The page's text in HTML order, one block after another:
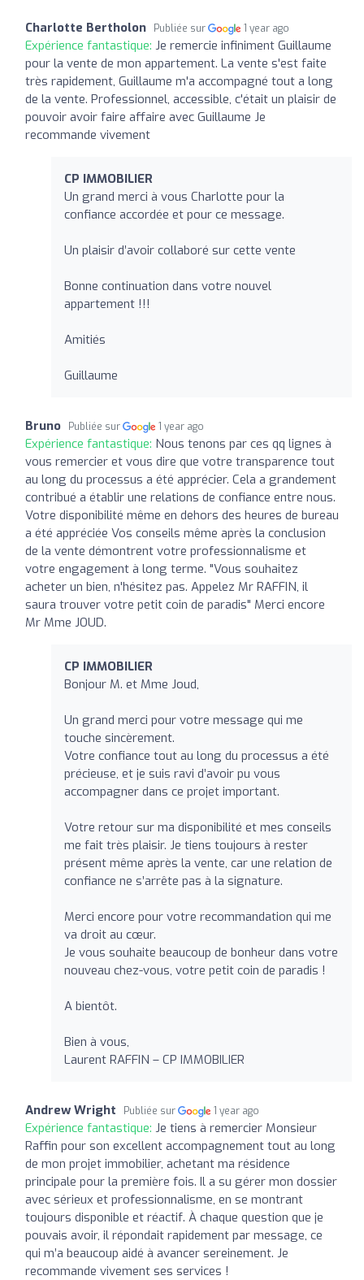
Charlotte Bertholon Publiée sur 1 year ago
Expérience fantastique: Je remercie infiniment Guillaume
pour la vente de mon appartement. La vente s'est faite
très rapidement, Guillaume m'a accompagné tout a long
de la vente. Professionnel, accessible, c'était un plaisir de
pouvoir avoir faire affaire avec Guillaume Je
recommande vivement
CP IMMOBILIER
Un grand merci à vous Charlotte pour la
confiance accordée et pour ce message.
Un plaisir d’avoir collaboré sur cette vente
Bonne continuation dans votre nouvel
appartement !!!
Amitiés
Guillaume
Bruno Publiée sur 1 year ago
Expérience fantastique: Nous tenons par ces qq lignes à
vous remercier et vous dire que votre transparence tout
au long du processus a été apprécier. Cela a grandement
contribué a établir une relations de confiance entre nous.
Votre disponibilité même en dehors des heures de bureau
a été appréciée Vos conseils même après la conclusion
de la vente démontrent votre professionnalisme et
votre engagement à long terme. "Vous souhaitez
acheter un bien, n'hésitez pas. Appelez Mr RAFFIN, il
saura trouver votre petit coin de paradis" Merci encore
Mr Mme JOUD.
CP IMMOBILIER
Bonjour M. et Mme Joud,
Un grand merci pour votre message qui me
touche sincèrement.
Votre confiance tout au long du processus a été
précieuse, et je suis ravi d’avoir pu vous
accompagner dans ce projet important.
Votre retour sur ma disponibilité et mes conseils
me fait très plaisir. Je tiens toujours à rester
présent même après la vente, car une relation de
confiance ne s’arrête pas à la signature.
Merci encore pour votre recommandation qui me
va droit au cœur.
Je vous souhaite beaucoup de bonheur dans votre
nouveau chez-vous, votre petit coin de paradis !
A bientôt.
Bien à vous,
Laurent RAFFIN – CP IMMOBILIER
Andrew Wright Publiée sur 1 year ago
Expérience fantastique: Je tiens à remercier Monsieur
Raffin pour son excellent accompagnement tout au long
de mon projet immobilier, achetant ma résidence
principale pour la première fois. Il a su gérer mon dossier
avec sérieux et professionnalisme, en se montrant
toujours disponible et réactif. À chaque question que je
pouvais avoir, il répondait rapidement par message, ce
qui m’a beaucoup aidé à avancer sereinement. Je
recommande vivement ses services !